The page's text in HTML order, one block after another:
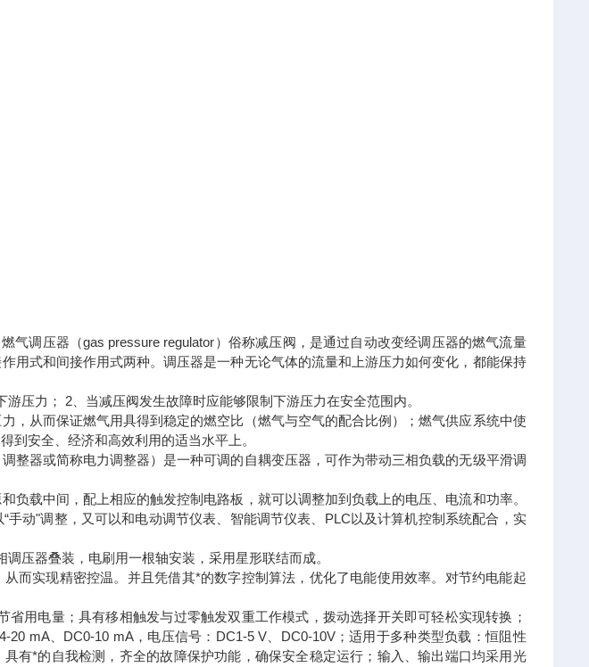
气调压器（gas pressure regulator）俗称减压阀，是通过自动改变经调压器的燃气流量
用式和间接作用式两种。调压器是一种无论气体的流量和上游压力如何变化，都能保持
压力； 2、当减压阀发生故障时应能够限制下游压力在安全范围内。
，从而保证燃气用具得到稳定的燃空比（燃气与空气的配合比例）；燃气供应系统中使
到安全、经济和高效利用的适当水平上。
整器或简称电力调整器）是一种可调的自耦变压器，可作为带动三相负载的无级平滑调
负载中间，配上相应的触发控制电路板，就可以调整加到负载上的电压、电流和功率。
手动"调整，又可以和电动调节仪表、智能调节仪表、PLC以及计算机控制系统配合，实
压器叠装，电刷用一根轴安装，采用星形联结而成。
而实现精密控温。并且凭借其*的数字控制算法，优化了电能使用效率。对节约电能起
用电量；具有移相触发与过零触发双重工作模式，拨动选择开关即可轻松实现转换；
20 mA、DC0-10 mA，电压信号：DC1-5 V、DC0-10V；适用于多种类型负载：恒阻性
有*的自我检测，齐全的故障保护功能，确保安全稳定运行；输入、输出端口均采用光